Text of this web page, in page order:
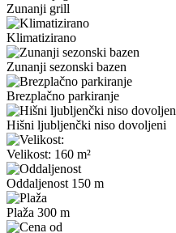
Zunanji grill
Klimatizirano
Zunanji sezonski bazen
Brezplačno parkiranje
Hišni ljubljenčki niso dovoljeni
Velikost: 160 m²
Oddaljenost 150 m
Plaža 300 m